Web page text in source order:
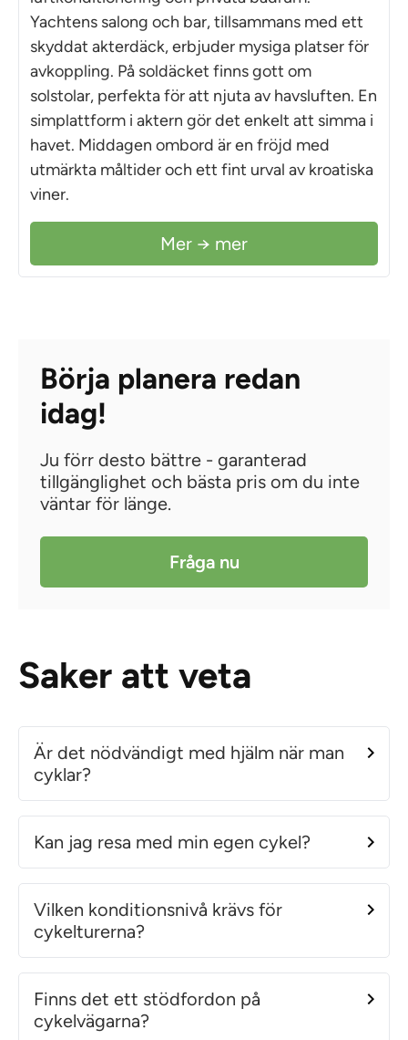
Yachtens salong och bar, tillsammans med ett
skyddat akterdäck, erbjuder mysiga platser för
avkoppling. På soldäcket finns gott om
solstolar, perfekta för att njuta av havsluften. En
simplattform i aktern gör det enkelt att simma i
havet. Middagen ombord är en fröjd med
utmärkta måltider och ett fint urval av kroatiska
viner.
Mer → mer
Börja planera redan
idag!
Ju förr desto bättre - garanterad
tillgänglighet och bästa pris om du inte
väntar för länge.
Fråga nu
Saker att veta
Är det nödvändigt med hjälm när man
cyklar?
Kan jag resa med min egen cykel?
Vilken konditionsnivå krävs för
cykelturerna?
Finns det ett stödfordon på
cykelvägarna?